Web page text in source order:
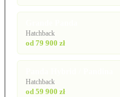
Hatchback
od 79 900 zł
Hatchback
od 59 900 zł